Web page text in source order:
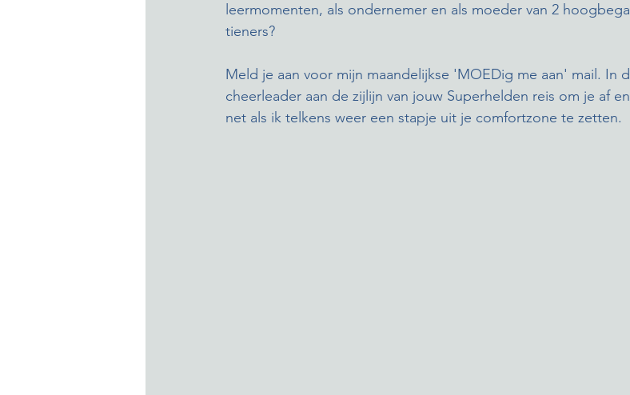
leermomenten, als ondernemer en als moeder van 2
tieners?
Meld je aan voor mijn maandelijkse 'MOEDig me aan' mail. In
cheerleader aan de zijlijn van jouw Superhelden reis om je af
net als ik telkens weer een stapje uit je comfortzone te zetten.